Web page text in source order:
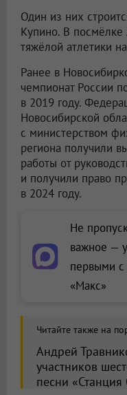
Один из них
Купино. В
тяжёлой атлетики
Ранее в
чемпионат России
в 2019 году.
Новосибирской
с министерством
региона получили
работы от
и получили право
в 2024 году.
Не
важное —
первыми
«Макс»
Читайте также на
Андрей
участников
песни «Станция